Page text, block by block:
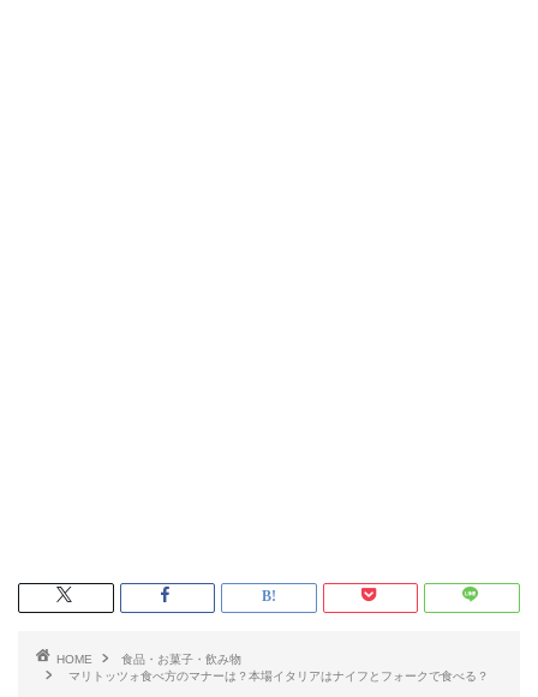
HOME
食品・お菓子・飲み物
マリトッツォ食べ方のマナーは？本場イタリアはナイフとフォークで食べる？